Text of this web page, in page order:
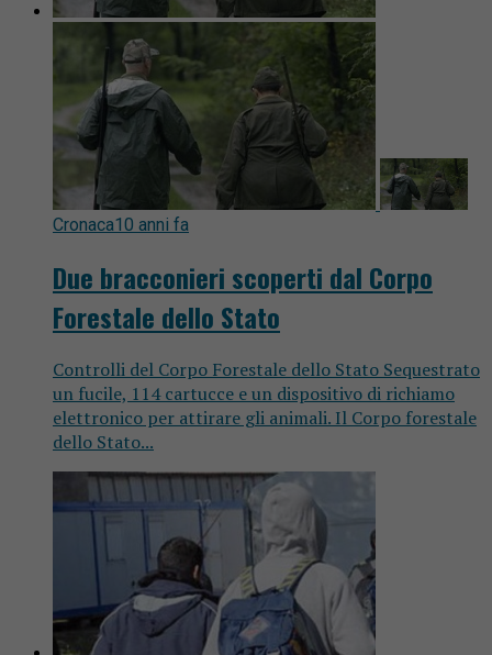
Cronaca10 anni fa
Due bracconieri scoperti dal Corpo
Forestale dello Stato
Controlli del Corpo Forestale dello Stato Sequestrato
un fucile, 114 cartucce e un dispositivo di richiamo
elettronico per attirare gli animali. Il Corpo forestale
dello Stato...